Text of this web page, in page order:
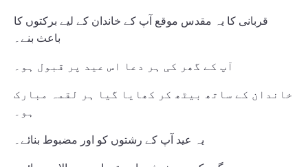
قربانی کا یہ مقدس موقع آپ کے خاندان کے لیے برکتوں کا
باعث بنے۔
آپ کے گھر کی ہر دعا اس عید پر قبول ہو۔
خاندان کے ساتھ بیٹھ کر کھایا گیا ہر لقمہ مبارک
ہو۔
یہ عید آپ کے رشتوں کو اور مضبوط بنائے۔